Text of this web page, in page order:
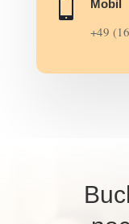
 Mobil
+49